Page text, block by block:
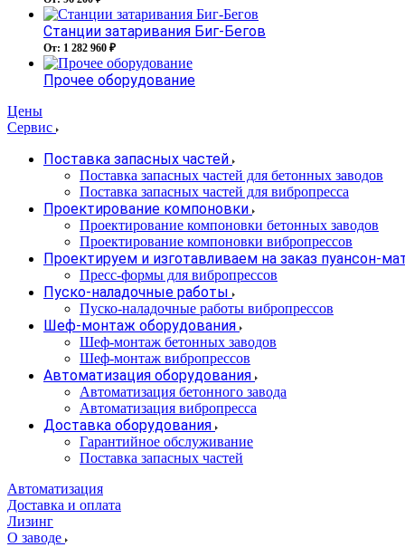
Станции затаривания Биг-Бегов
От: 1 282 960 ₽
Прочее оборудование
Цены
Сервис
Поставка запасных частей
Поставка запасных частей для бетонных заводов
Поставка запасных частей для вибропресса
Проектирование компоновки
Проектирование компоновки бетонных заводов
Проектирование компоновки вибропрессов
Проектируем и изготавливаем на заказ пуансон-
Пресс-формы для вибропрессов
Пуско-наладочные работы
Пуско-наладочные работы вибропрессов
Шеф-монтаж оборудования
Шеф-монтаж бетонных заводов
Шеф-монтаж вибропрессов
Автоматизация оборудования
Автоматизация бетонного завода
Автоматизация вибропресса
Доставка оборудования
Гарантийное обслуживание
Поставка запасных частей
Автоматизация
Доставка и оплата
Лизинг
О заводе